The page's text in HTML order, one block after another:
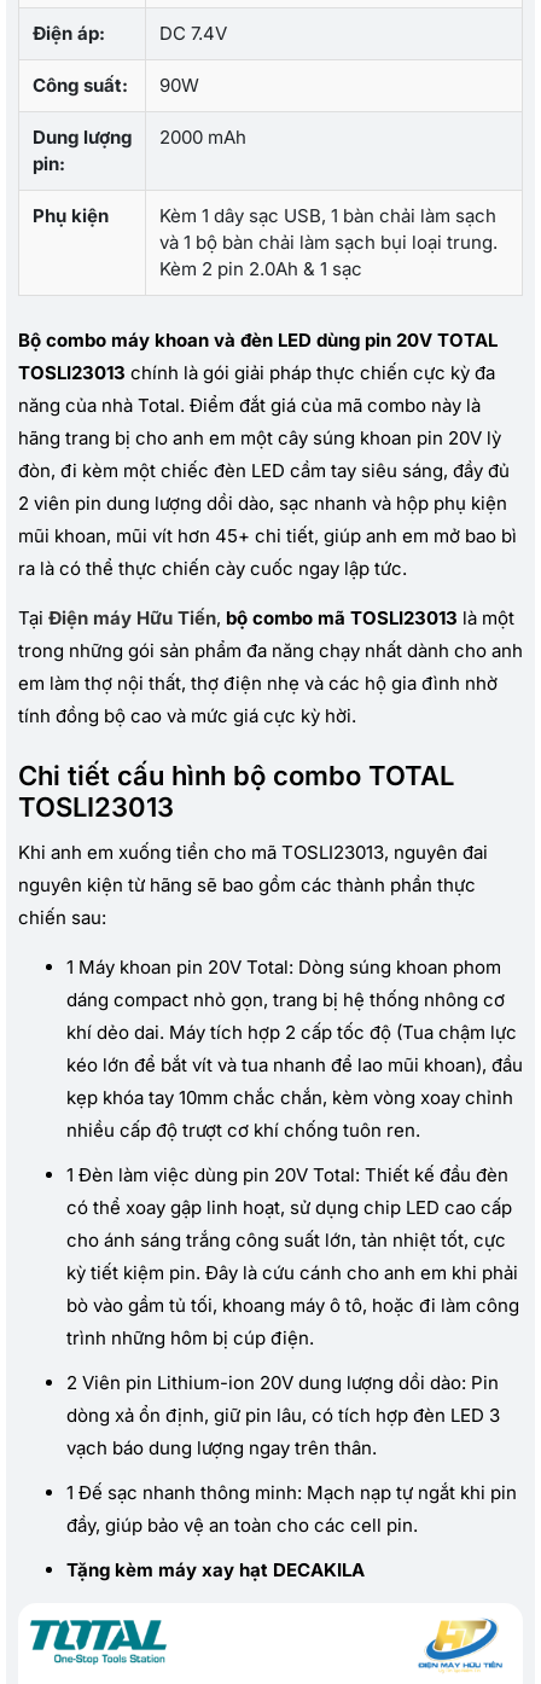
Điện áp: DC 7.4V
Công suất: 90W
Dung lượng
pin:
2000 mAh
Phụ kiện
Kèm 1 dây sạc USB, 1 bàn chải làm sạch
và 1 bộ bàn chải làm sạch bụi loại trung.
Kèm 2 pin 2.0Ah & 1 sạc
Bộ combo máy khoan và đèn LED dùng pin 20V TOTAL
TOSLI23013 chính là gói giải pháp thực chiến cực kỳ đa
năng của nhà Total. Điểm đắt giá của mã combo này là
hãng trang bị cho anh em một cây súng khoan pin 20V lỳ
đòn, đi kèm một chiếc đèn LED cầm tay siêu sáng, đầy đủ
2 viên pin dung lượng dồi dào, sạc nhanh và hộp phụ kiện
mũi khoan, mũi vít hơn 45+ chi tiết, giúp anh em mở bao bì
ra là có thể thực chiến cày cuốc ngay lập tức.
Tại Điện máy Hữu Tiến, bộ combo mã TOSLI23013 là một
trong những gói sản phẩm đa năng chạy nhất dành cho anh
em làm thợ nội thất, thợ điện nhẹ và các hộ gia đình nhờ
tính đồng bộ cao và mức giá cực kỳ hời.
Chi tiết cấu hình bộ combo TOTAL
TOSLI23013
Khi anh em xuống tiền cho mã TOSLI23013, nguyên đai
nguyên kiện từ hãng sẽ bao gồm các thành phần thực
chiến sau:
1 Máy khoan pin 20V Total: Dòng súng khoan phom
dáng compact nhỏ gọn, trang bị hệ thống nhông cơ
khí dẻo dai. Máy tích hợp 2 cấp tốc độ (Tua chậm lực
kéo lớn để bắt vít và tua nhanh để lao mũi khoan), đầu
kẹp khóa tay 10mm chắc chắn, kèm vòng xoay chỉnh
nhiều cấp độ trượt cơ khí chống tuôn ren.
1 Đèn làm việc dùng pin 20V Total: Thiết kế đầu đèn
có thể xoay gập linh hoạt, sử dụng chip LED cao cấp
cho ánh sáng trắng công suất lớn, tản nhiệt tốt, cực
kỳ tiết kiệm pin. Đây là cứu cánh cho anh em khi phải
bò vào gầm tủ tối, khoang máy ô tô, hoặc đi làm công
trình những hôm bị cúp điện.
2 Viên pin Lithium-ion 20V dung lượng dồi dào: Pin
dòng xả ổn định, giữ pin lâu, có tích hợp đèn LED 3
vạch báo dung lượng ngay trên thân.
1 Đế sạc nhanh thông minh: Mạch nạp tự ngắt khi pin
đầy, giúp bảo vệ an toàn cho các cell pin.
Tặng kèm máy xay hạt DECAKILA